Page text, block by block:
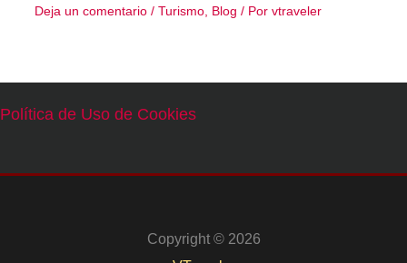
Deja un comentario / Turismo Blog / Por vtraveler
Política de Uso de Cookies
Copyright © 2026